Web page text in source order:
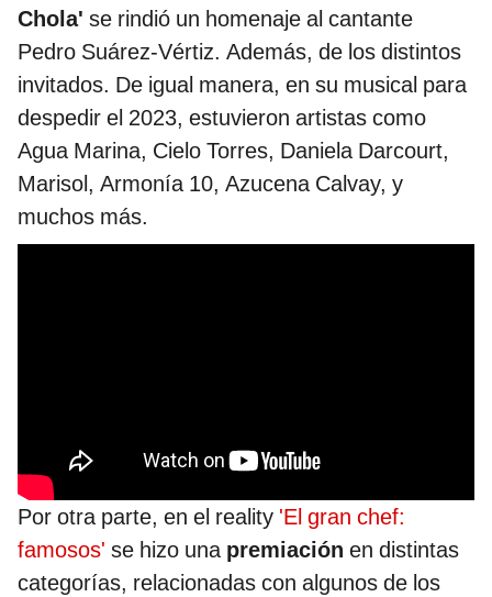
Chola' se rindió un homenaje al cantante
Pedro Suárez-Vértiz. Además, de los distintos
invitados. De igual manera, en su musical para
despedir el 2023, estuvieron artistas como
Agua Marina, Cielo Torres, Daniela Darcourt,
Marisol, Armonía 10, Azucena Calvay, y
muchos más.
Por otra parte, en el reality 'El gran chef:
famosos' se hizo una premiación en distintas
categorías, relacionadas con algunos de los